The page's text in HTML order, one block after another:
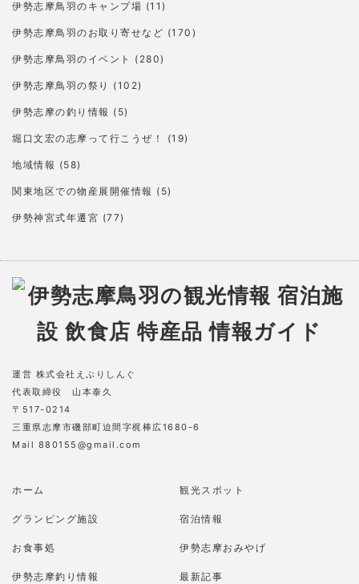
伊勢志摩鳥羽のキャンプ場 (11)
伊勢志摩鳥羽のお取り寄せなど (170)
伊勢志摩鳥羽のイベント (280)
伊勢志摩鳥羽の祭り (102)
伊勢志摩の釣り情報 (5)
堀口文宏の志摩って行こうぜ！ (19)
地域情報 (58)
関東地区での物産展開催情報 (5)
伊勢神宮式年遷宮 (77)
運営 株式会社えぶりしんぐ
代表取締役 山本泰久
〒517-0214
三重県志摩市磯部町迫間字梶棒広1680-6
Mail 880155@gmail.com
ホーム 観光スポット
グランピング施設 宿泊情報
お食事処 伊勢志摩おみやげ
伊勢志摩釣り情報 最新記事